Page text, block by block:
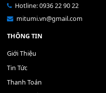
Bộ Nút Đệm Đàn Piano
400,000₫